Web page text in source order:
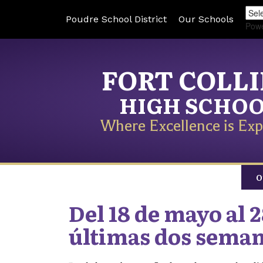
Poudre School District Our Schools
FORT
HIGH
Where Excellence is
Del 18 de mayo al
últimas dos